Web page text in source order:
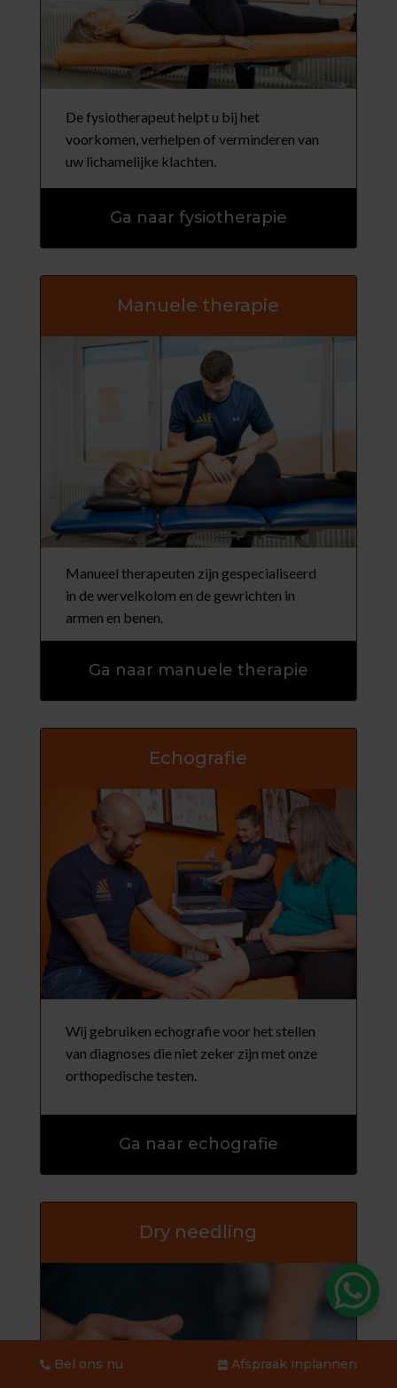
De fysiotherapeut helpt u bij het
voorkomen, verhelpen of verminderen van
uw lichamelijke klachten.
Ga naar fysiotherapie
Manuele therapie
Manueel therapeuten zijn gespecialiseerd
in de wervelkolom en de gewrichten in
armen en benen.
Ga naar manuele therapie
Echografie
Wij gebruiken echografie voor het stellen
van diagnoses die niet zeker zijn met onze
orthopedische testen.
Ga naar echografie
Dry needling
Bel ons nu Afspraak inplannen